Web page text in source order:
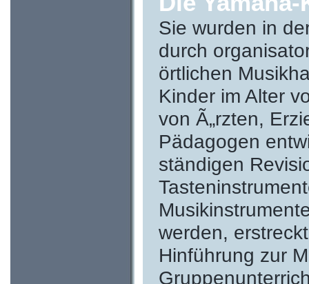
Sie wurden in
durch
örtlichen
Kinder im Alter
von Ã„rzten,
Pädagogen
ständigen
werden,
Hinführung zur